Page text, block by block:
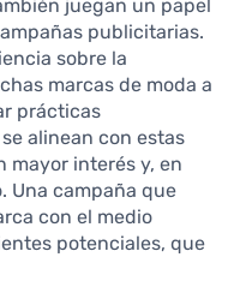
juegan un papel
publicitarias.
sobre la
marcas de moda a
prácticas
alinean con estas
mayor interés y, en
Una campaña que
con el medio
potenciales, que